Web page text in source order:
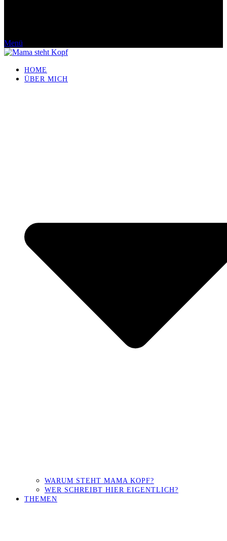
Menü
HOME
ÜBER MICH
WARUM STEHT MAMA KOPF?
WER SCHREIBT HIER EIGENTLICH?
THEMEN